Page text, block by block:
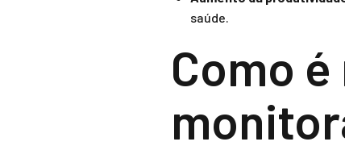
saúde.
Como